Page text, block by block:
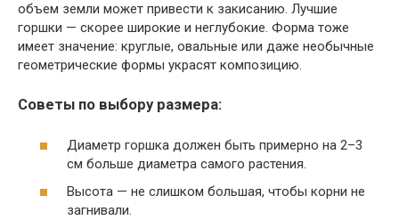
объем земли может привести к закисанию. Лучшие
горшки — скорее широкие и неглубокие. Форма тоже
имеет значение: круглые, овальные или даже необычные
геометрические формы украсят композицию.
Советы по выбору размера:
Диаметр горшка должен быть примерно на 2–3
см больше диаметра самого растения.
Высота — не слишком большая, чтобы корни не
загнивали.